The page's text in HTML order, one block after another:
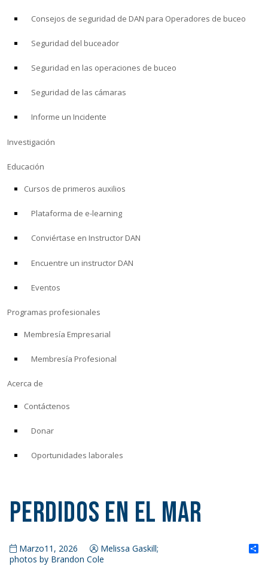
Alert Diver
Consejos de seguridad de DAN para Operadores de buceo
Seguridad del buceador
Seguridad en las operaciones de buceo
Seguridad de las cámaras
Informe un Incidente
Investigación
Educación
Cursos de primeros auxilios
Plataforma de e-learning
Conviértase en Instructor DAN
Encuentre un instructor DAN
Eventos
Programas profesionales
Membresía Empresarial
Membresía Profesional
Acerca de
Contáctenos
Donar
Oportunidades laborales
Perdidos en el mar
Marzo11, 2026
Melissa Gaskill;
photos by Brandon Cole